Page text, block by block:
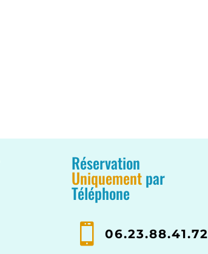
Réservation
Uniquementpar
Téléphone
 06.23.88.41.72